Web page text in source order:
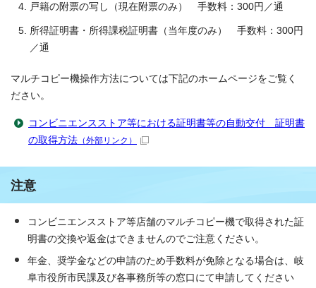
戸籍の附票の写し（現在附票のみ） 手数料：300円／通
所得証明書・所得課税証明書（当年度のみ） 手数料：300円
／通
マルチコピー機操作方法については下記のホームページをご覧く
ださい。
コンビニエンスストア等における証明書等の自動交付 証明書
の取得方法 （外部リンク）
注意
コンビニエンスストア等店舗のマルチコピー機で取得された証
明書の交換や返金はできませんのでご注意ください。
年金、奨学金などの申請のため手数料が免除となる場合は、岐
阜市役所市民課及び各事務所等の窓口にて申請してください